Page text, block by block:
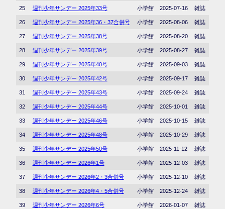
25 週刊少年サンデー 2025年33号 小学館 2025-07-16 雑誌
26 週刊少年サンデー 2025年36・37合併号 小学館 2025-08-06 雑誌
27 週刊少年サンデー 2025年38号 小学館 2025-08-20 雑誌
28 週刊少年サンデー 2025年39号 小学館 2025-08-27 雑誌
29 週刊少年サンデー 2025年40号 小学館 2025-09-03 雑誌
30 週刊少年サンデー 2025年42号 小学館 2025-09-17 雑誌
31 週刊少年サンデー 2025年43号 小学館 2025-09-24 雑誌
32 週刊少年サンデー 2025年44号 小学館 2025-10-01 雑誌
33 週刊少年サンデー 2025年46号 小学館 2025-10-15 雑誌
34 週刊少年サンデー 2025年48号 小学館 2025-10-29 雑誌
35 週刊少年サンデー 2025年50号 小学館 2025-11-12 雑誌
36 週刊少年サンデー 2026年1号 小学館 2025-12-03 雑誌
37 週刊少年サンデー 2026年2・3合併号 小学館 2025-12-10 雑誌
38 週刊少年サンデー 2026年4・5合併号 小学館 2025-12-24 雑誌
39 週刊少年サンデー 2026年6号 小学館 2026-01-07 雑誌